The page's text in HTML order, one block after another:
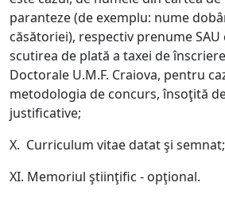
paranteze (de exemplu: nume
căsătoriei), respectiv prenume
scutirea de plată a taxei de
Doctorale U.M.F. Craiova, pentru
metodologia de concurs, însoţită
justificative;
X. Curriculum vitae datat şi semnat;
XI. Memoriul ştiinţific - opţional.